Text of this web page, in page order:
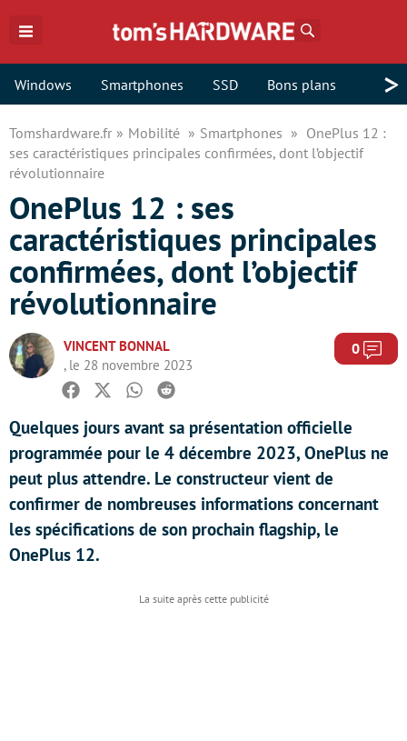
Windows Smartphones SSD Bons plans >
Tomshardware.fr Mobilité Smartphones
OnePlus 12 :
ses caractéristiques principales confirmées, dont l’objectif
révolutionnaire
OnePlus 12 : ses
caractéristiques principales
confirmées, dont l’objectif
révolutionnaire
VINCENT BONNAL
, le 28 novembre 2023
0
Facebook
TwitterWhatsapp
Reddit
Quelques jours avant sa présentation officielle
programmée pour le 4 décembre 2023, OnePlus ne
peut plus attendre. Le constructeur vient de
confirmer de nombreuses informations concernant
les spécifications de son prochain flagship, le
OnePlus 12.